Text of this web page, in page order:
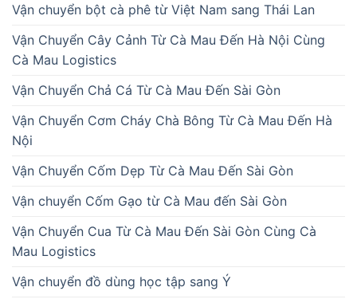
Vận chuyển bột cà phê từ Việt Nam sang Thái Lan
Vận Chuyển Cây Cảnh Từ Cà Mau Đến Hà Nội Cùng
Cà Mau Logistics
Vận Chuyển Chả Cá Từ Cà Mau Đến Sài Gòn
Vận Chuyển Cơm Cháy Chà Bông Từ Cà Mau Đến Hà
Nội
Vận Chuyển Cốm Dẹp Từ Cà Mau Đến Sài Gòn
Vận chuyển Cốm Gạo từ Cà Mau đến Sài Gòn
Vận Chuyển Cua Từ Cà Mau Đến Sài Gòn Cùng Cà
Mau Logistics
Vận chuyển đồ dùng học tập sang Ý